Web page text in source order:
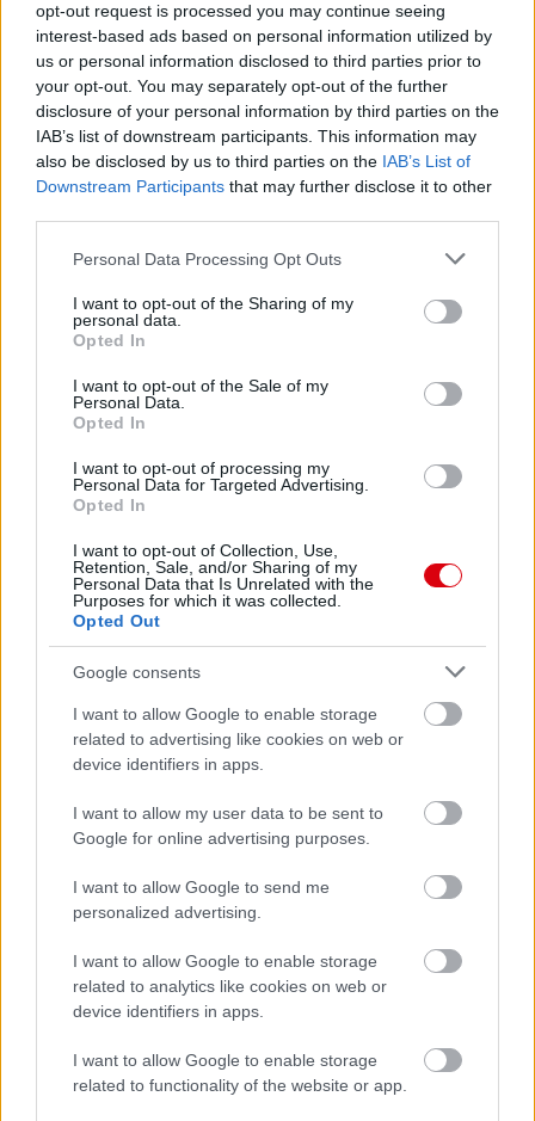
opt-out request is processed you may continue seeing
interest-based ads based on personal information utilized by
us or personal information disclosed to third parties prior to
your opt-out. You may separately opt-out of the further
disclosure of your personal information by third parties on the
IAB’s list of downstream participants. This information may
also be disclosed by us to third parties on the IAB’s List of
Downstream Participants that may further disclose it to other
Please note that this website/app uses one or more Google
not limited to your visit or usage behaviour. You may click to
grant or deny consent to Google and its third-party tags to
use your data for below specified purposes in below Google
consent section.
Personal Data Processing Opt Outs
I want to opt-out of the Sharing of my
personal data.
Opted In
I want to opt-out of the Sale of my
Personal Data.
Opted In
I want to opt-out of processing my
Personal Data for Targeted Advertising.
Opted In
I want to opt-out of Collection, Use,
Retention, Sale, and/or Sharing of my
Personal Data that Is Unrelated with the
Purposes for which it was collected.
Opted Out
Google consents
I want to allow Google to enable storage
related to advertising like cookies on web or
device identifiers in apps.
I want to allow my user data to be sent to
Google for online advertising purposes.
I want to allow Google to send me
personalized advertising.
I want to allow Google to enable storage
related to analytics like cookies on web or
device identifiers in apps.
I want to allow Google to enable storage
related to functionality of the website or app.
Meccs Center
Paris Saint-Germainvs
Manchester United
Felkészülési szezon 4. mérkőzés
2026-08-08 17:00
1 nap 15 óra 42 perc 57 másodperc
Leeds UnitedvsManchester United2026-08-12 20:30
AC MilanvsManchester United2026-08-15 18:00